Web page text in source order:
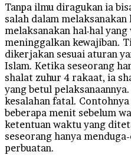
Tanpa ilmu diragukan ia
salah dalam melaksanakan
melaksanakan hal-hal yang
meninggalkan kewajiban.
dikerjakan sesuai aturan
Islam. Ketika seseorang
shalat zuhur 4 rakaat, ia
yang betul
kesalahan fatal.
beberapa menit sebelum
ketentuan waktu yang
seseorang hanya
perbuatan.